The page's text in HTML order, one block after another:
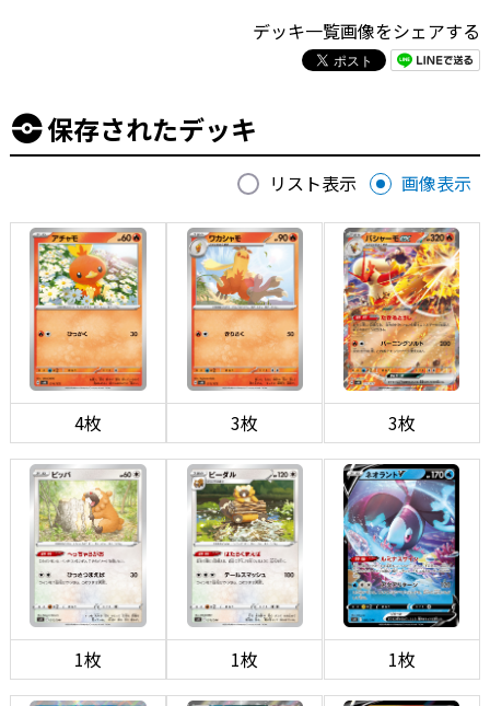
デッキ一覧画像をシェアする
保存されたデッキ
リスト表示 画像表示
4枚 3枚 3枚
1枚 1枚 1枚